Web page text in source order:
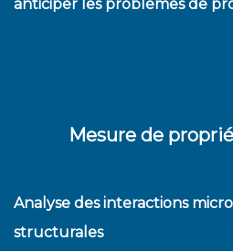
anticiper les problèmes de
Mesure de
Analyse des interactions
structurales